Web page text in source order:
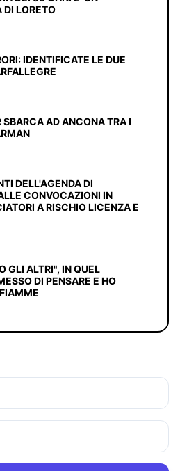
DI LORETO
IDENTIFICATE LE DUE
SBARCA AD ANCONA TRA I
DELL'AGENDA DI
CONVOCAZIONI IN
A RISCHIO LICENZA E
GLI ALTRI", IN QUEL
DI PENSARE E HO